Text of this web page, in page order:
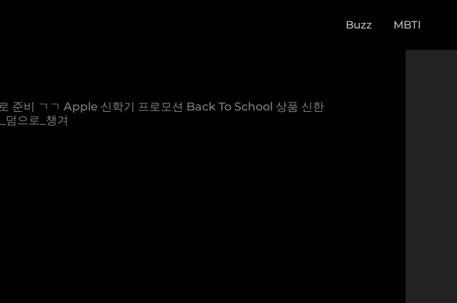
Buzz MBTI
준비 ㄱㄱ Apple 신학기 프로모션 Back To School 상품 신한
으로_챙겨